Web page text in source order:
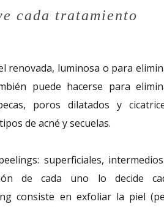
cada tratamiento
renovada, luminosa o para
puede hacerse para
poros dilatados y
de acné y secuelas.
superficiales,
de cada uno lo decide
consiste en exfoliar la piel